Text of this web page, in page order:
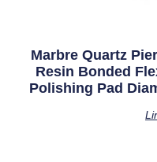
Marbre Quartz
Resin Bonded
Polishing Pad